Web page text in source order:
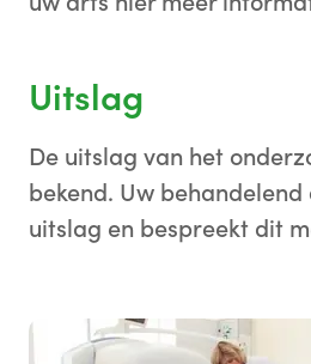
Uitslag
De uitslag van het
bekend. Uw
uitslag en bespreekt dit